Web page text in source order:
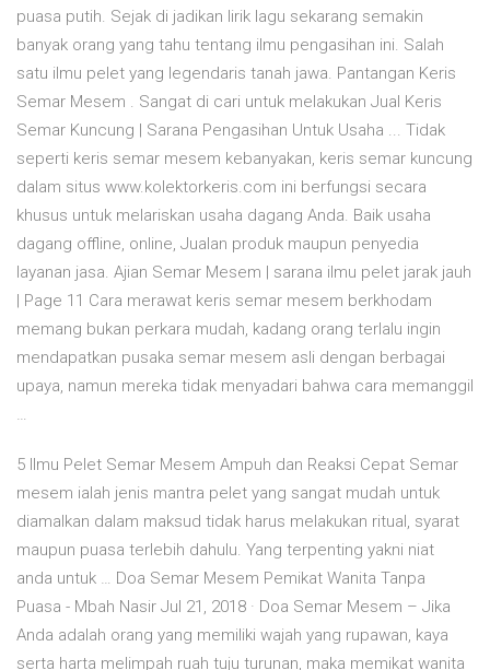
puasa putih. Sejak di jadikan lirik lagu sekarang semakin
banyak orang yang tahu tentang ilmu pengasihan ini. Salah
satu ilmu pelet yang legendaris tanah jawa. Pantangan Keris
Semar Mesem . Sangat di cari untuk melakukan Jual Keris
Semar Kuncung | Sarana Pengasihan Untuk Usaha ... Tidak
seperti keris semar mesem kebanyakan, keris semar kuncung
dalam situs www.kolektorkeris.com ini berfungsi secara
khusus untuk melariskan usaha dagang Anda. Baik usaha
dagang offline, online, Jualan produk maupun penyedia
layanan jasa. Ajian Semar Mesem | sarana ilmu pelet jarak jauh
| Page 11 Cara merawat keris semar mesem berkhodam
memang bukan perkara mudah, kadang orang terlalu ingin
mendapatkan pusaka semar mesem asli dengan berbagai
upaya, namun mereka tidak menyadari bahwa cara memanggil
…
5 Ilmu Pelet Semar Mesem Ampuh dan Reaksi Cepat Semar
mesem ialah jenis mantra pelet yang sangat mudah untuk
diamalkan dalam maksud tidak harus melakukan ritual, syarat
maupun puasa terlebih dahulu. Yang terpenting yakni niat
anda untuk … Doa Semar Mesem Pemikat Wanita Tanpa
Puasa - Mbah Nasir Jul 21, 2018 · Doa Semar Mesem – Jika
Anda adalah orang yang memiliki wajah yang rupawan, kaya
serta harta melimpah ruah tuju turunan, maka memikat wanita